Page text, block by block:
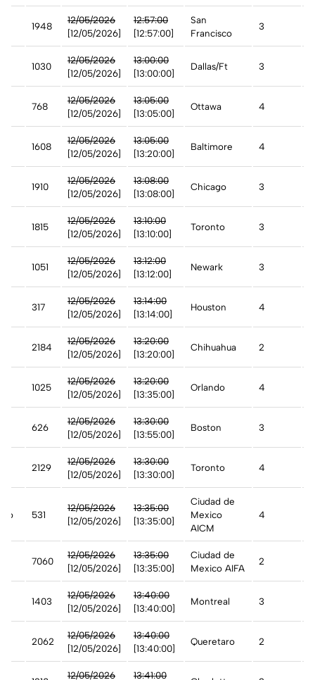
1948
12/05/2026
[12/05/2026]
12:57:00
[12:57:00]
San
Francisco
3
1030
12/05/2026
[12/05/2026]
13:00:00
[13:00:00]
Dallas/Ft 3
768
12/05/2026
[12/05/2026]
13:05:00
[13:05:00]
Ottawa 4
1608
12/05/2026
[12/05/2026]
13:05:00
[13:20:00]
Baltimore 4
1910
12/05/2026
[12/05/2026]
13:08:00
[13:08:00]
Chicago 3
1815
12/05/2026
[12/05/2026]
13:10:00
[13:10:00]
Toronto 3
1051
12/05/2026
[12/05/2026]
13:12:00
[13:12:00]
Newark 3
317
12/05/2026
[12/05/2026]
13:14:00
[13:14:00]
Houston 4
2184
12/05/2026
[12/05/2026]
13:20:00
[13:20:00]
Chihuahua 2
1025
12/05/2026
[12/05/2026]
13:20:00
[13:35:00]
Orlando 4
626
12/05/2026
[12/05/2026]
13:30:00
[13:55:00]
Boston 3
2129
12/05/2026
[12/05/2026]
13:30:00
[13:30:00]
Toronto 4
531
12/05/2026
[12/05/2026]
13:35:00
[13:35:00]
Ciudad de
Mexico
AICM
4
7060
12/05/2026
[12/05/2026]
13:35:00
[13:35:00]
Ciudad de
Mexico AIFA
2
1403
12/05/2026
[12/05/2026]
13:40:00
[13:40:00]
Montreal 3
2062
12/05/2026
[12/05/2026]
13:40:00
[13:40:00]
Queretaro 2
12/05/2026 13:41:00